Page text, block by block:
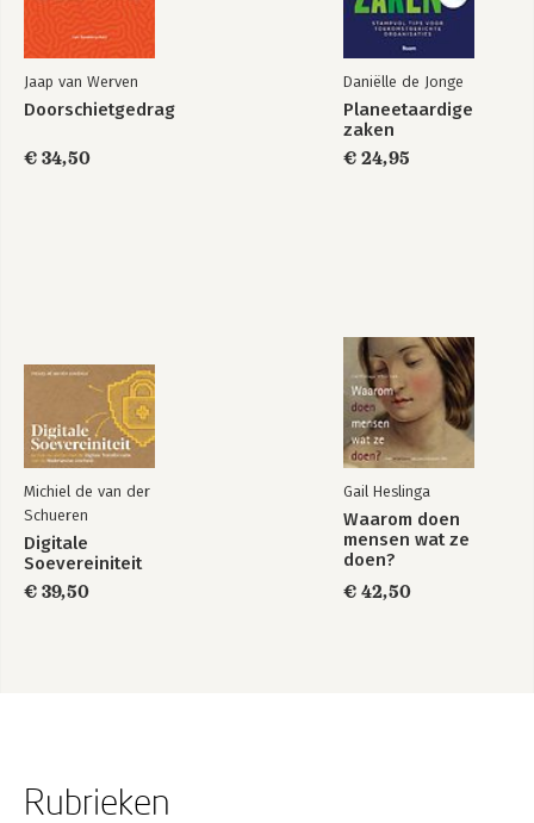
Jaap van Werven
Doorschietgedrag
€ 34,50
Daniëlle de Jonge
Planeetaardige
zaken
€ 24,95
Michiel de van der
Schueren
Digitale
Soevereiniteit
€ 39,50
Gail Heslinga
Waarom doen
mensen wat ze
doen?
€ 42,50
Rubrieken